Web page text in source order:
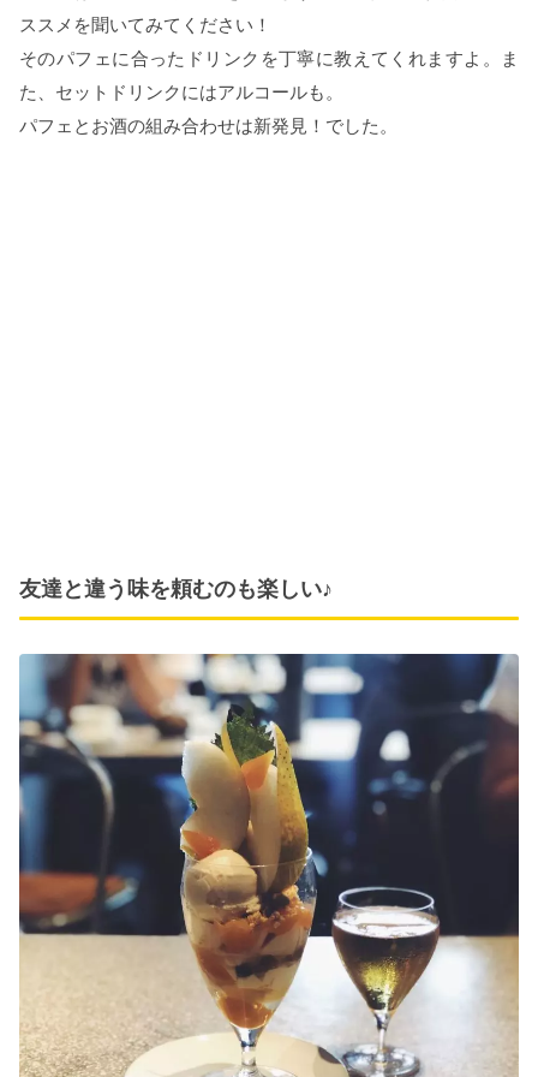
ススメを聞いてみてください！
そのパフェに合ったドリンクを丁寧に教えてくれますよ。ま
た、セットドリンクにはアルコールも。
パフェとお酒の組み合わせは新発見！でした。
友達と違う味を頼むのも楽しい♪